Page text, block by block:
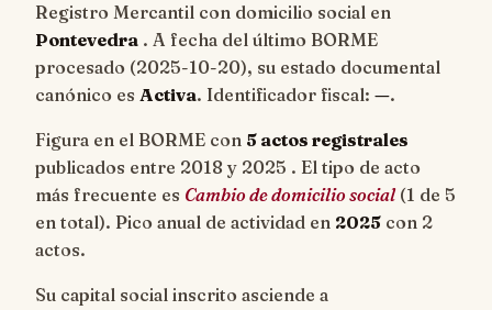
Registro Mercantil con domicilio social en
Pontevedra . A fecha del último BORME
procesado (2025-10-20), su estado documental
canónico es Activa. Identificador fiscal: —.
Figura en el BORME con 5 actos registrales
publicados entre 2018 y 2025 . El tipo de acto
más frecuente es Cambio de domicilio social(1 de 5
en total). Pico anual de actividad en 2025 con 2
actos.
Su capital social inscrito asciende a